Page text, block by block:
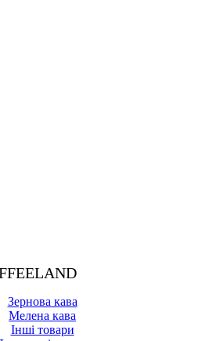
Зернова кава
Мелена кава
Інші товари